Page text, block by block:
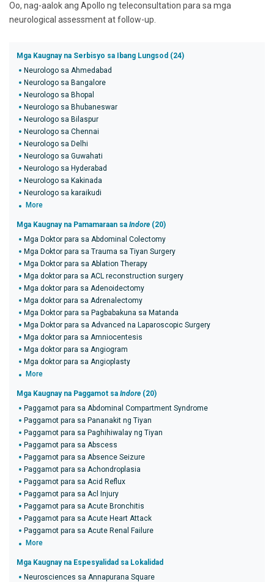
Oo, nag-aalok ang Apollo ng teleconsultation para sa mga
neurological assessment at follow-up.
Mga Kaugnay na Serbisyo sa Ibang Lungsod (24)
Neurologo sa Ahmedabad
Neurologo sa Bangalore
Neurologo sa Bhopal
Neurologo sa Bhubaneswar
Neurologo sa Bilaspur
Neurologo sa Chennai
Neurologo sa Delhi
Neurologo sa Guwahati
Neurologo sa Hyderabad
Neurologo sa Kakinada
Neurologo sa karaikudi
More
Mga Kaugnay na Pamamaraan sa Indore (20)
Mga Doktor para sa Abdominal Colectomy
Mga Doktor para sa Trauma sa Tiyan Surgery
Mga Doktor para sa Ablation Therapy
Mga doktor para sa ACL reconstruction surgery
Mga doktor para sa Adenoidectomy
Mga doktor para sa Adrenalectomy
Mga Doktor para sa Pagbabakuna sa Matanda
Mga Doktor para sa Advanced na Laparoscopic Surgery
Mga doktor para sa Amniocentesis
Mga doktor para sa Angiogram
Mga doktor para sa Angioplasty
More
Mga Kaugnay na Paggamot sa Indore (20)
Paggamot para sa Abdominal Compartment Syndrome
Paggamot para sa Pananakit ng Tiyan
Paggamot para sa Paghihiwalay ng Tiyan
Paggamot para sa Abscess
Paggamot para sa Absence Seizure
Paggamot para sa Achondroplasia
Paggamot para sa Acid Reflux
Paggamot para sa Acl Injury
Paggamot para sa Acute Bronchitis
Paggamot para sa Acute Heart Attack
Paggamot para sa Acute Renal Failure
More
Mga Kaugnay na Espesyalidad sa Lokalidad
Neurosciences sa Annapurana Square